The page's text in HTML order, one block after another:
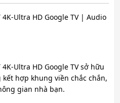
4K-Ultra HD Google TV | Audio
4K-Ultra HD Google TV sở hữu
hợp khung viền chắc chắn,
gian nhà bạn.